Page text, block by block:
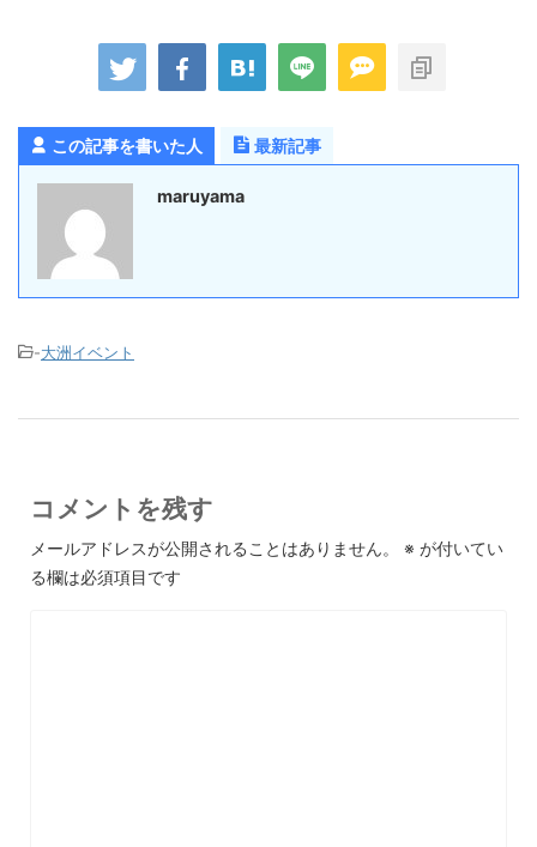
この記事を書いた人 最新記事
maruyama
-大洲イベント
コメントを残す
メールアドレスが公開されることはありません。 ※ が付いてい
る欄は必須項目です